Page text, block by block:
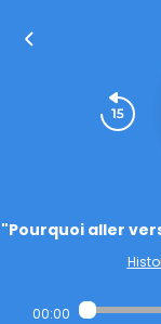
"Pourquoi aller vers
00:00